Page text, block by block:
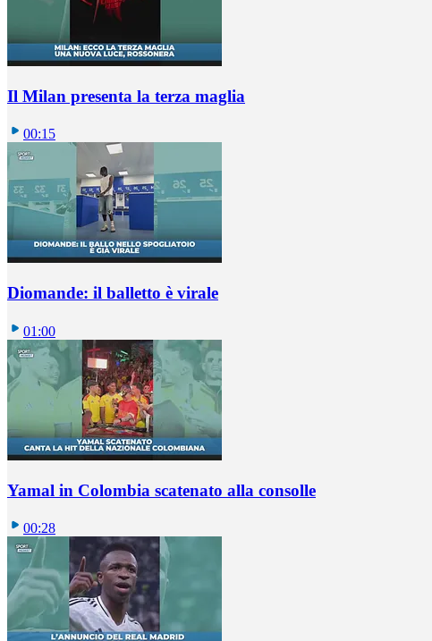
Il Milan presenta la terza maglia
00:15
Diomande: il balletto è virale
01:00
Yamal in Colombia scatenato alla consolle
00:28